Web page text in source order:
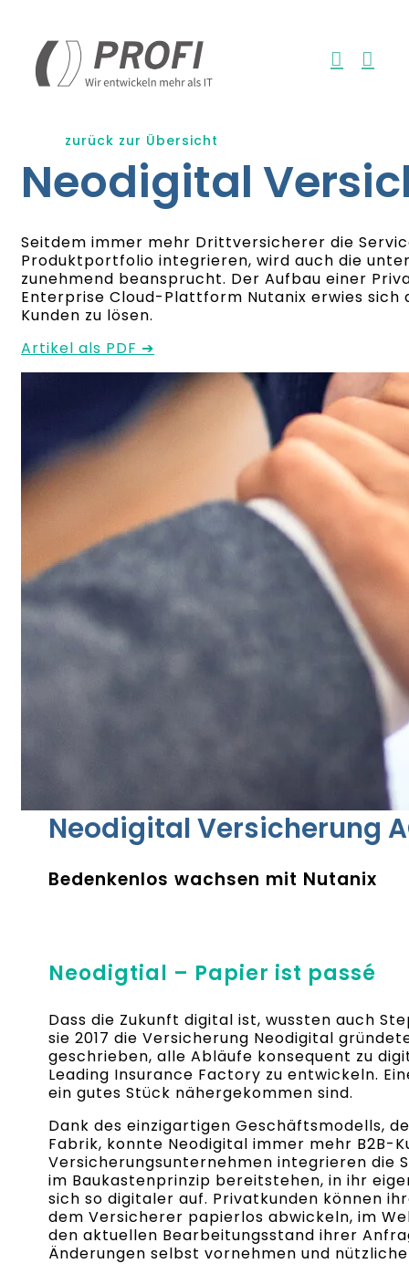
springen
zurück zur Übersicht
Neodigital
Seitdem immer mehr Drittversicherer die
Produktportfolio integrieren, wird auch die
zunehmend beansprucht. Der Aufbau einer
Enterprise Cloud-Plattform Nutanix erwies sich
Kunden zu lösen.
Artikel als PDF ➔
Neodigital Versicherung
Bedenkenlos wachsen mit Nutanix
Neodigtial – Papier ist passé
Dass die Zukunft digital ist, wussten auch
sie 2017 die Versicherung Neodigital
geschrieben, alle Abläufe konsequent zu
Leading Insurance Factory zu entwickeln.
ein gutes Stück nähergekommen sind.
Dank des einzigartigen Geschäftsmodells,
Fabrik, konnte Neodigital immer mehr B2B-
Versicherungsunternehmen integrieren die
im Baukastenprinzip bereitstehen, in ihr
sich so digitaler auf. Privatkunden können
dem Versicherer papierlos abwickeln, im
den aktuellen Bearbeitungsstand ihrer
Änderungen selbst vornehmen und